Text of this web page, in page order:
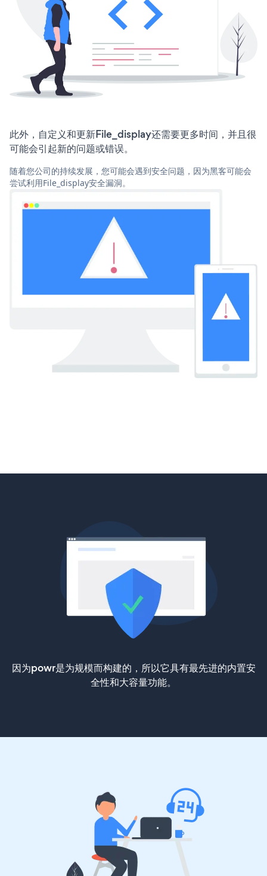
此外，自定义和更新File_display还需要更多时间，并且很
可能会引起新的问题或错误。
随着您公司的持续发展，您可能会遇到安全问题，因为黑客可能会
尝试利用File_display安全漏洞。
因为powr是为规模而构建的，所以它具有最先进的内置安
全性和大容量功能。